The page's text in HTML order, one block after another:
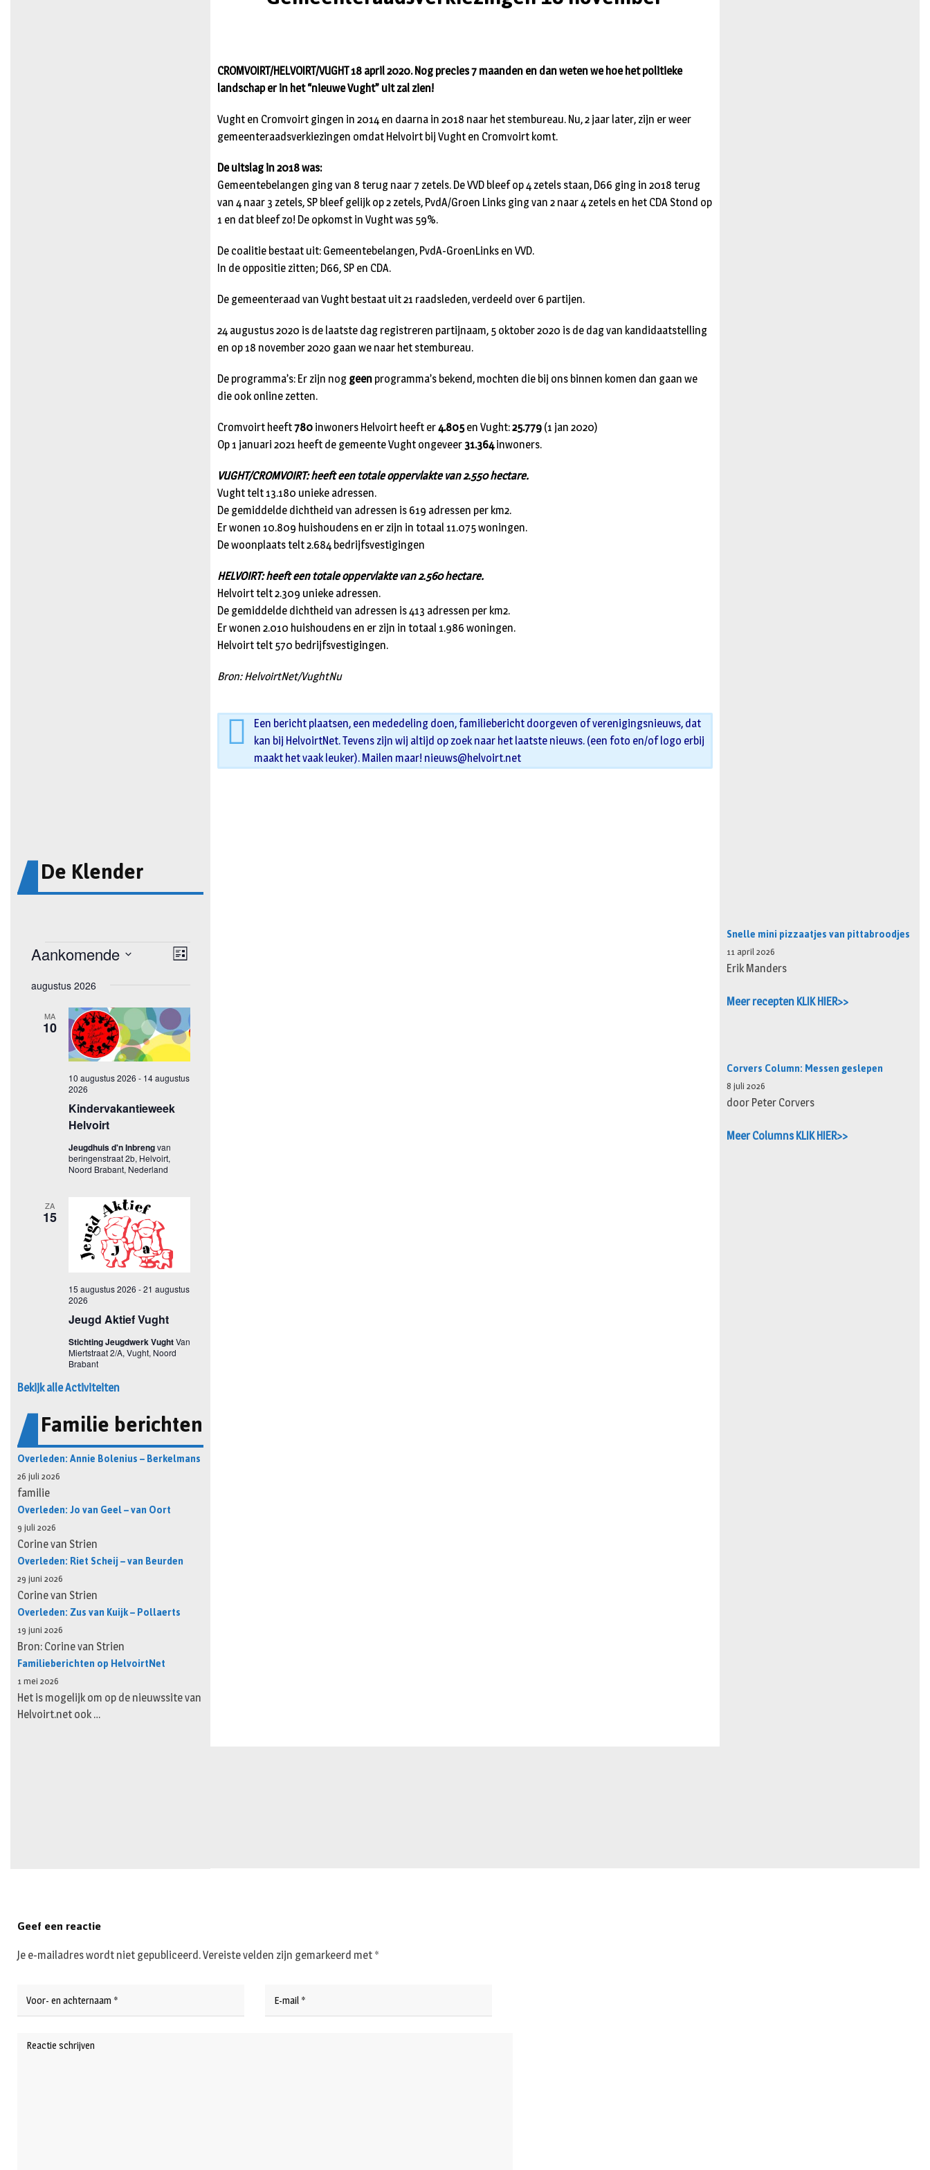
De Klender
Bekijk alle Activiteiten
Familie berichten
Overleden: Annie Bolenius – Berkelmans
26 juli 2026
familie
Overleden: Jo van Geel – van Oort
9 juli 2026
Corine van Strien
Overleden: Riet Scheij – van Beurden
29 juni 2026
Corine van Strien
Overleden: Zus van Kuijk – Pollaerts
19 juni 2026
Bron: Corine van Strien
Familieberichten op HelvoirtNet
1 mei 2026
Het is mogelijk om op de nieuwssite van
Helvoirt.net ook …
CROMVOIRT/HELVOIRT/VUGHT 18 april 2020. Nog precies 7 maanden en dan weten we hoe het politieke
landschap er in het “nieuwe Vught” uit zal zien!
Vught en Cromvoirt gingen in 2014 en daarna in 2018 naar het stembureau. Nu, 2 jaar later, zijn er weer
gemeenteraadsverkiezingen omdat Helvoirt bij Vught en Cromvoirt komt.
De uitslag in 2018 was:
Gemeentebelangen ging van 8 terug naar 7 zetels. De VVD bleef op 4 zetels staan, D66 ging in 2018 terug
van 4 naar 3 zetels, SP bleef gelijk op 2 zetels, PvdA/Groen Links ging van 2 naar 4 zetels en het CDA Stond op
1 en dat bleef zo! De opkomst in Vught was 59%.
De coalitie bestaat uit: Gemeentebelangen, PvdA-GroenLinks en VVD.
In de oppositie zitten; D66, SP en CDA.
De gemeenteraad van Vught bestaat uit 21 raadsleden, verdeeld over 6 partijen.
24 augustus 2020 is de laatste dag registreren partijnaam, 5 oktober 2020 is de dag van kandidaatstelling
en op 18 november 2020 gaan we naar het stembureau.
De programma’s: Er zijn nog geen programma’s bekend, mochten die bij ons binnen komen dan gaan we
die ook online zetten.
Cromvoirt heeft780 inwoners Helvoirt heeft er4.805en Vught:25.779 (1 jan 2020)
Op 1 januari 2021 heeft de gemeente Vught ongeveer 31.364inwoners.
VUGHT/CROMVOIRT: heeft een totale oppervlakte van 2.550 hectare.
Vught telt 13.180 unieke adressen.
De gemiddelde dichtheid van adressen is 619 adressen per km2.
Er wonen 10.809 huishoudens en er zijn in totaal 11.075 woningen.
De woonplaats telt 2.684 bedrijfsvestigingen
HELVOIRT: heeft een totale oppervlakte van 2.560 hectare.
Helvoirt telt 2.309 unieke adressen.
De gemiddelde dichtheid van adressen is 413 adressen per km2.
Er wonen 2.010 huishoudens en er zijn in totaal 1.986 woningen.
Helvoirt telt 570 bedrijfsvestigingen.
Bron: HelvoirtNet/VughtNu
Een bericht plaatsen, een mededeling doen, familiebericht doorgeven of verenigingsnieuws, dat
kan bij HelvoirtNet. Tevens zijn wij altijd op zoek naar het laatste nieuws. (een foto en/of logo erbij
maakt het vaak leuker). Mailen maar! nieuws@helvoirt.net
Snelle mini pizzaatjes van pittabroodjes
11 april 2026
Erik Manders
Meer recepten KLIK HIER>>
Corvers Column: Messen geslepen
8 juli 2026
door Peter Corvers
Meer Columns KLIK HIER>>
Geef een reactie
Je e-mailadres wordt niet gepubliceerd.Vereiste velden zijn gemarkeerd met *